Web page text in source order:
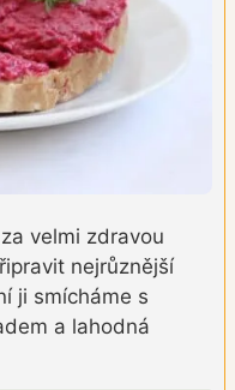
velmi zdravou
nejrůznější
ji smícháme s
a lahodná